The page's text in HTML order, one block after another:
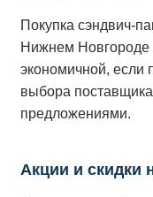
Покупка сэндвич-
Нижнем Новгороде
экономичной, если
выбора
предложениями.
Акции и скидки